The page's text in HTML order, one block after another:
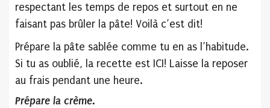
respectant les temps de repos et surtout en ne
faisant pas brûler la pâte! Voilà c’est dit!
Prépare la pâte sablée comme tu en as l’habitude.
Si tu as oublié, la recette est ICI! Laisse la reposer
au frais pendant une heure.
Prépare la crème.